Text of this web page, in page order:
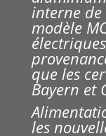
interne
modèle
que les
Bayern et
les